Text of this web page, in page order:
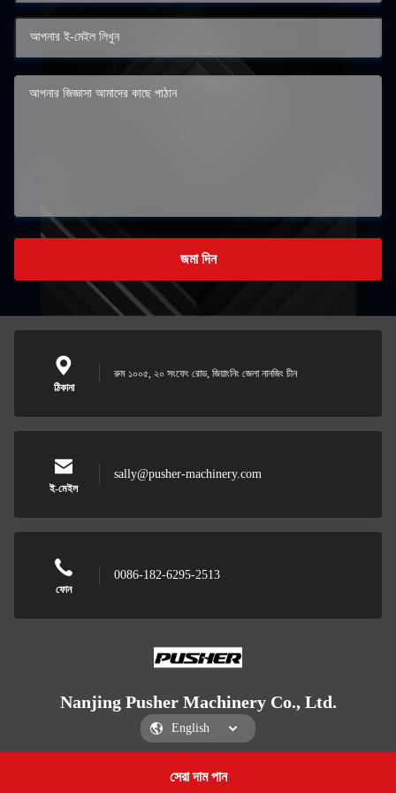
সেরা দাম পান
জমা দিন
ঠিকানা
রুম ১০০৫, ২০ সংফেং রোড, জিয়াংনিং জেলা নানজিং চীন
ই-মেইল
sally@pusher-machinery.com
ফোন
0086-182-6295-2513
Nanjing Pusher Machinery Co., Ltd.
Nanjing Pusher Machinery Co., Ltd.